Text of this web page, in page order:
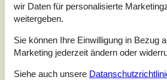
Unsere Gästebewertungen
Bezogen auf 1
wir Daten für personalisierte
weitergeben.
Sie können Ihre Einwilligung in Bezug
Marketing jederzeit ändern oder
Siehe auch unsere